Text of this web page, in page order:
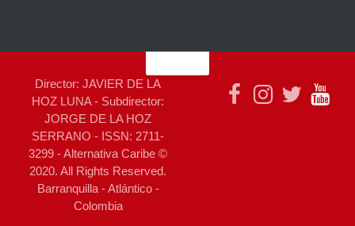
Director: JAVIER DE LA
HOZ LUNA - Subdirector:
JORGE DE LA HOZ
SERRANO - ISSN: 2711-
3299 - Alternativa Caribe ©
2020. All Rights Reserved.
Barranquilla - Atlántico -
Colombia